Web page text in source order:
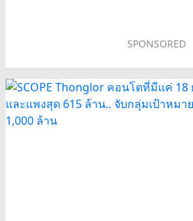
SPONSORED